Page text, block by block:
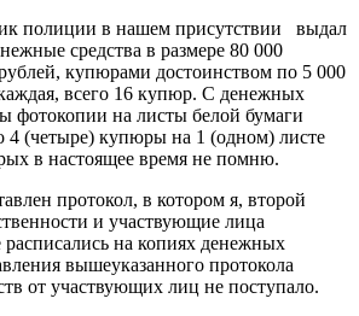
полиции в нашем присутствии выдал
средства в размере 80 000
купюрами достоинством по 5 000
всего 16 купюр. С денежных
фотокопии на листы белой бумаги
4 (четыре) купюры на 1 (одном) листе
в настоящее время не помню.
протокол, в котором я, второй
и участвующие лица
расписались на копиях денежных
вышеуказанного протокола
от участвующих лиц не поступало.